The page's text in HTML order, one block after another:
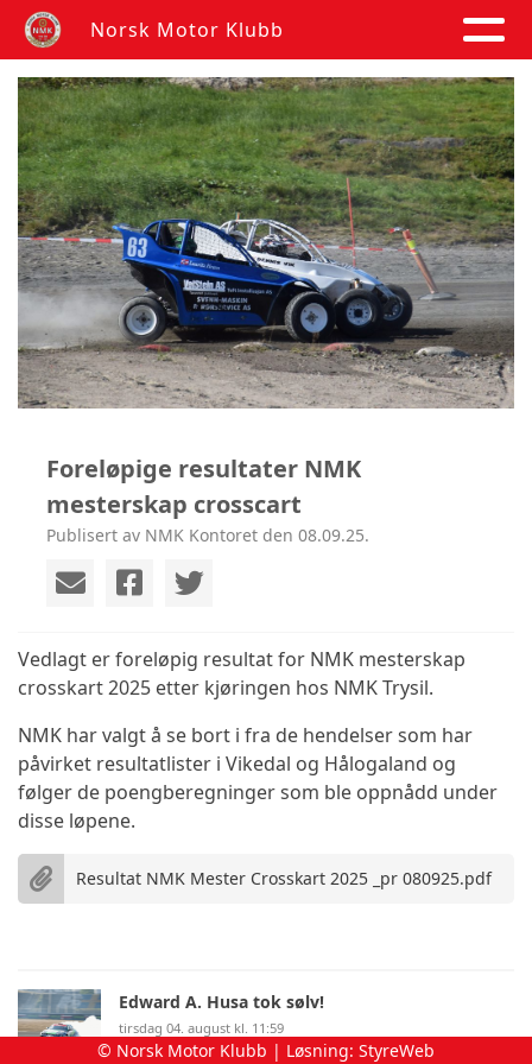
Norsk Motor Klubb
Foreløpige resultater NMK
mesterskap crosscart
Publisert av NMK Kontoret den 08.09.25.
Vedlagt er foreløpig resultat for NMK mesterskap
crosskart 2025 etter kjøringen hos NMK Trysil.
NMK har valgt å se bort i fra de hendelser som har
påvirket resultatlister i Vikedal og Hålogaland og
følger de poengberegninger som ble oppnådd under
disse løpene.
Resultat NMK Mester Crosskart 2025 _pr 080925.pdf
Edward A. Husa tok sølv!
tirsdag 04. august kl. 11:59
© Norsk Motor Klubb | Løsning: StyreWeb